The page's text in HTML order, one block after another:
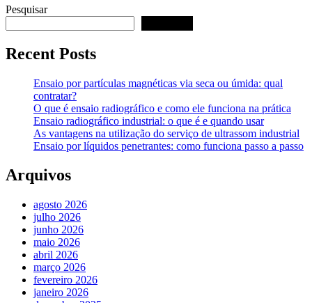
Pesquisar
Recent Posts
Ensaio por partículas magnéticas via seca ou úmida: qual
contratar?
O que é ensaio radiográfico e como ele funciona na prática
Ensaio radiográfico industrial: o que é e quando usar
As vantagens na utilização do serviço de ultrassom industrial
Ensaio por líquidos penetrantes: como funciona passo a passo
Arquivos
agosto 2026
julho 2026
junho 2026
maio 2026
abril 2026
março 2026
fevereiro 2026
janeiro 2026